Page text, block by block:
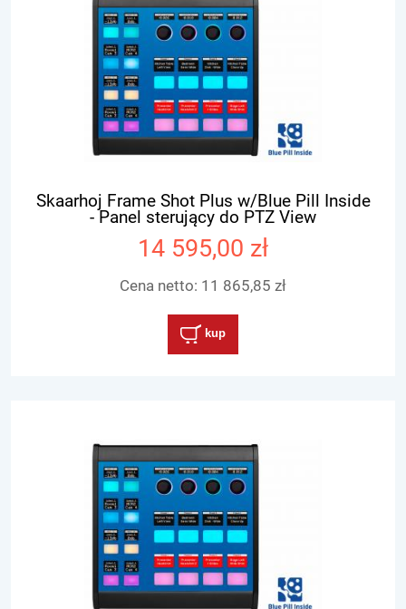
Skaarhoj Frame Shot Plus w/Blue Pill Inside
- Panel sterujący do PTZ View
14 595,00 zł
Cena netto: 11 865,85 zł
kup